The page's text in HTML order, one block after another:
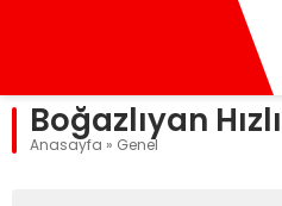
Boğazlıyan
Anasayfa » Genel